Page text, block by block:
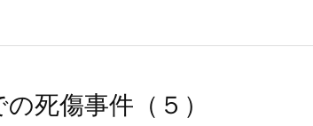
死傷事件（５）